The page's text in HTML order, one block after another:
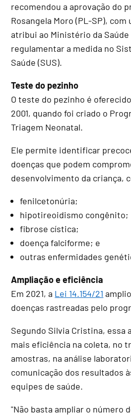
recomendou a aprovação do
Rosangela Moro (PL-SP), com
atribui ao Ministério da
regulamentar a medida no
Saúde (SUS).
Teste do pezinho
O teste do pezinho é
2001, quando foi criado o
Triagem Neonatal.
Ele permite identificar
doenças que podem
desenvolvimento da criança,
fenilcetonúria;
hipotireoidismo congênito;
fibrose cística;
doença falciforme; e
outras enfermidades
Ampliação e eficiência
Em 2021, a Lei 14.154/21
doenças rastreadas pelo
Segundo Silvia Cristina, essa
mais eficiência na coleta, no
amostras, na análise
comunicação dos resultados
equipes de saúde.
"Não basta ampliar o número